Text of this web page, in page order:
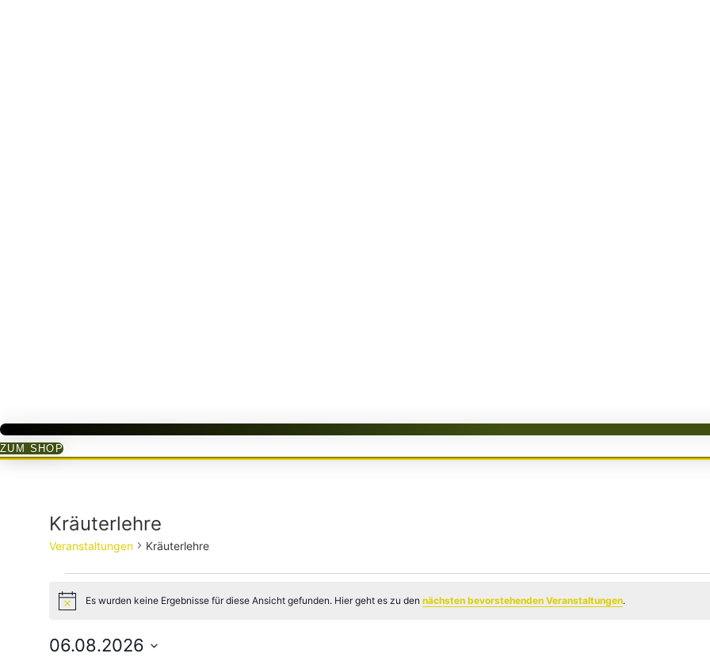
ZUM SHOP
Kräuterlehre
Veranstaltungen Kräuterlehre
Veranstaltungen
HinweisEs wurden keine Ergebnisse für diese Ansicht gefunden. Hier geht es zu den nächsten bevorstehenden Veranstaltungen.
06.08.2026